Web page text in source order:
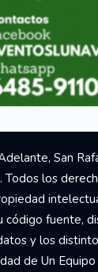
San
Todos los
código fuente,
y los
de Un